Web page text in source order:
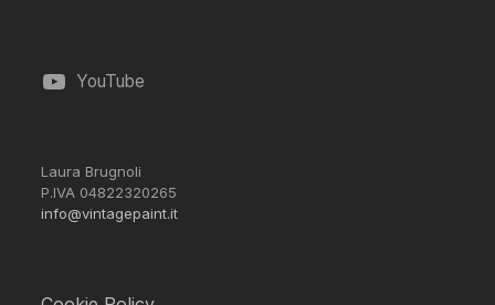
YouTube
Laura Brugnoli
P.IVA 04822320265
info@vintagepaint.it